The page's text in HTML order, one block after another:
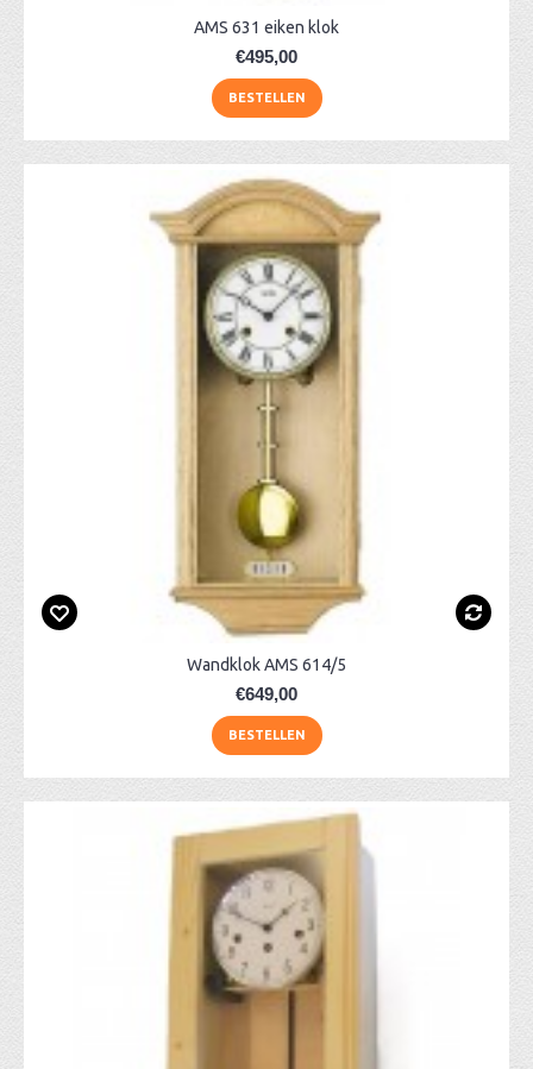
AMS 631 eiken klok
€495,00
BESTELLEN
Wandklok AMS 614/5
€649,00
BESTELLEN